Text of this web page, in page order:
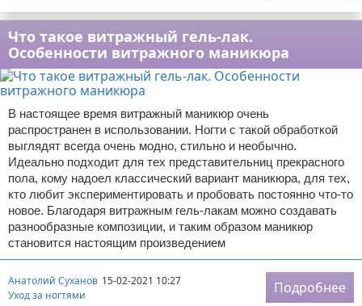
Что такое витражный гель-лак.
Особенности витражного маникюра
В настоящее время витражный маникюр очень
распространен в использовании. Ногти с такой обработкой
выглядят всегда очень модно, стильно и необычно.
Идеально подходит для тех представительниц прекрасного
пола, кому надоел классический вариант маникюра, для тех,
кто любит экспериментировать и пробовать постоянно что-то
новое. Благодаря витражным гель-лакам можно создавать
разнообразные композиции, и таким образом маникюр
становится настоящим произведением
Анатолий Суханов 15-02-2021 10:27
Уход за ногтями
Подробнее